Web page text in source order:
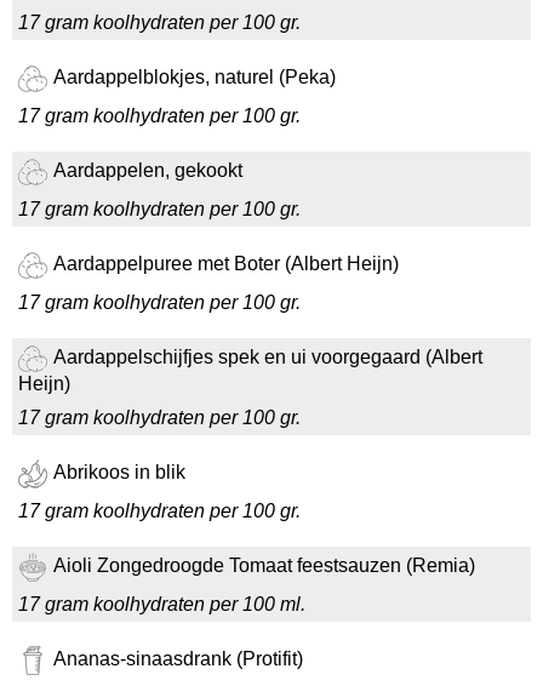
17 gram koolhydraten per 100 gr.
Aardappelblokjes, naturel (Peka)
17 gram koolhydraten per 100 gr.
Aardappelen, gekookt
17 gram koolhydraten per 100 gr.
Aardappelpuree met Boter (Albert Heijn)
17 gram koolhydraten per 100 gr.
Aardappelschijfjes spek en ui voorgegaard (Albert
Heijn)
17 gram koolhydraten per 100 gr.
Abrikoos in blik
17 gram koolhydraten per 100 gr.
Aioli Zongedroogde Tomaat feestsauzen (Remia)
17 gram koolhydraten per 100 ml.
Ananas-sinaasdrank (Protifit)